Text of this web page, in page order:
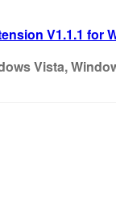
V1.1.1 for
Vista,